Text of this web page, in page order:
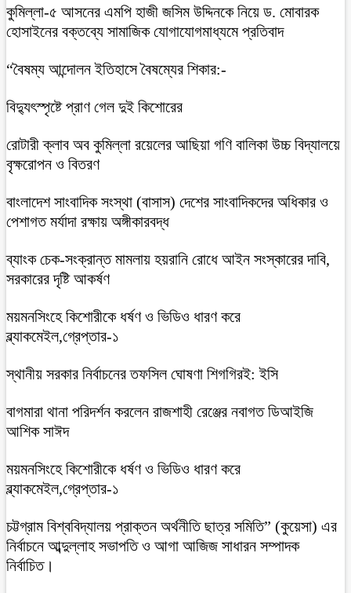
কুমিল্লা-৫ আসনের এমপি হাজী জসিম উদ্দিনকে নিয়ে ড. মোবারক
হোসাইনের বক্তব্যে সামাজিক যোগাযোগমাধ্যমে প্রতিবাদ
“বৈষম্য আন্দোলন ইতিহাসে বৈষম্যের শিকার:-
বিদ্যুৎস্পৃষ্টে প্রাণ গেল দুই কিশোরের
রোটারী ক্লাব অব কুমিল্লা রয়েলের আছিয়া গণি বালিকা উচ্চ বিদ্যালয়ে
বৃক্ষরোপন ও বিতরণ
বাংলাদেশ সাংবাদিক সংস্থা (বাসাস) দেশের সাংবাদিকদের অধিকার ও
পেশাগত মর্যাদা রক্ষায় অঙ্গীকারবদ্ধ
ব্যাংক চেক-সংক্রান্ত মামলায় হয়রানি রোধে আইন সংস্কারের দাবি,
সরকারের দৃষ্টি আকর্ষণ
ময়মনসিংহে কিশোরীকে ধর্ষণ ও ভিডিও ধারণ করে
ব্ল্যাকমেইল,গ্রেপ্তার-১
স্থানীয় সরকার নির্বাচনের তফসিল ঘোষণা শিগগিরই: ইসি
বাগমারা থানা পরিদর্শন করলেন রাজশাহী রেঞ্জের নবাগত ডিআইজি
আশিক সাঈদ
ময়মনসিংহে কিশোরীকে ধর্ষণ ও ভিডিও ধারণ করে
ব্ল্যাকমেইল,গ্রেপ্তার-১
চট্টগ্রাম বিশ্ববিদ্যালয় প্রাক্তন অর্থনীতি ছাত্র সমিতি” (কুয়েসা) এর
নির্বাচনে আব্দুল্লাহ সভাপতি ও আগা আজিজ সাধারন সম্পাদক
নির্বাচিত।